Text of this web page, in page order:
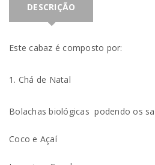
DESCRIÇÃO
Este cabaz é composto por:
Chá de Natal
Bolachas biológicas podendo os
Coco e Açaí